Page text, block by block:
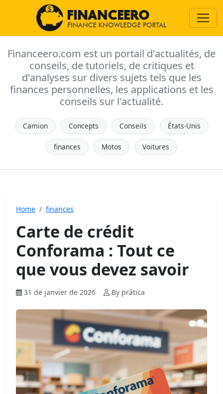
Financeero.com est un portail d'actualités, de
conseils, de tutoriels, de critiques et
d'analyses sur divers sujets tels que les
finances personnelles, les applications et les
conseils sur l'actualité.
Camion Concepts Conseils États-Unis
finances Motos Voitures
Home finances
Carte de crédit
Conforama : Tout ce
que vous devez savoir
31 de janvier de 2026 By prática